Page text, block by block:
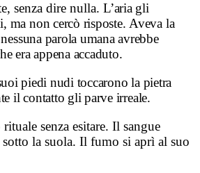
senza dire nulla. L’aria gli
ma non cercò risposte.Aveva la
parola umana avrebbe
era appena accaduto.
piedi nudi toccarono la pietra
il contatto gli parve irreale.
senza esitare. Il sangue
la suola. Il fumo si aprì al suo